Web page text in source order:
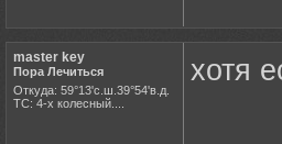
master key
Пора Лечиться
Откуда: 59°13'с.ш.39°54'в.д.
ТС: 4-х колесный....
хотя